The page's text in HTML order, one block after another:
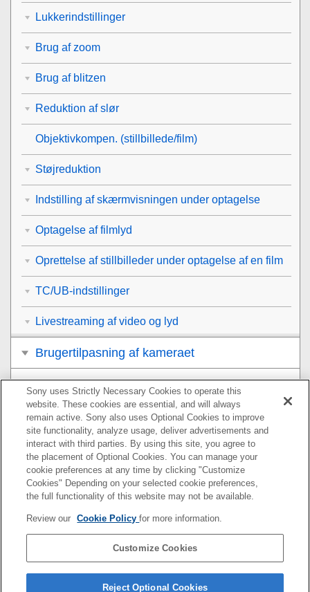
Lukkerindstillinger
Brug af zoom
Brug af blitzen
Reduktion af slør
Objektivkompen. (stillbillede/film)
Støjreduktion
Indstilling af skærmvisningen under optagelse
Optagelse af filmlyd
Oprettelse af stillbilleder under optagelse af en film
TC/UB-indstillinger
Livestreaming af video og lyd
Brugertilpasning af kameraet
Visning
Ændring af kameraindstillingerne
Funktioner, der er til rådighed med en
smartphone
Brug af en computer
Sådan bruger du cloudtjenesten
Hvis du får problemer
Sony uses Strictly Necessary Cookies to operate this
website. These cookies are essential, and will always
remain active. Sony also uses Optional Cookies to improve
site functionality, analyze usage, deliver advertisements and
interact with third parties. By using this site, you agree to
the placement of Optional Cookies. You can manage your
cookie preferences at any time by clicking "Customize
Cookies" Depending on your selected cookie preferences,
the full functionality of this website may not be available.
Review our Cookie Policyfor more information.
Customize Cookies
Reject Optional Cookies